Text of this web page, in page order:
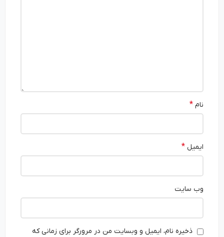
ایمیل*
وب‌ سایت
ذخیره نام، ایمیل و وبسایت من در مرورگر برای زمانی که